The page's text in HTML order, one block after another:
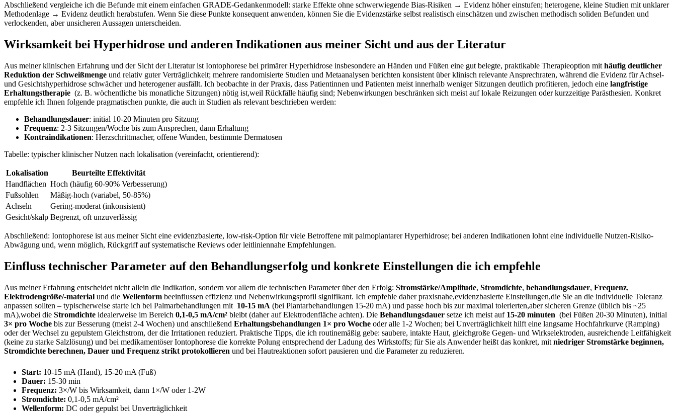
Abschließend vergleiche ich ⁣die Befunde mit einem einfachen GRADE-Gedankenmodell: starke Effekte ohne schwerwiegende Bias‑Risiken‌ → Evidenz höher einstufen; ​heterogene, kleine Studien mit unklarer
Methodenlage → Evidenz deutlich herabstufen. Wenn Sie diese Punkte konsequent ⁣anwenden, können Sie ⁤die Evidenzstärke selbst realistisch einschätzen und zwischen methodisch soliden Befunden und
verlockenden,⁢ aber‍ unsicheren Aussagen unterscheiden.
Wirksamkeit bei ​Hyperhidrose und​ anderen‍ Indikationen aus meiner Sicht ⁣und‌ aus ‌der Literatur
Aus meiner klinischen ⁣Erfahrung und ⁣der Sicht der ⁤Literatur ist Iontophorese bei ‌primärer ‌Hyperhidrose ⁣insbesondere an Händen‌ und ⁣Füßen eine gut ​belegte, praktikable Therapieoption⁤ mit häufig deutlicher
Reduktion ⁣der Schweißmenge ​und relativ guter Verträglichkeit; mehrere randomisierte Studien und Metaanalysen berichten konsistent über klinisch relevante Ansprechraten, ‌während die Evidenz für Achsel-
und Gesichtshyperhidrose​ schwächer und heterogener ausfällt.‌ Ich beobachte in der ⁤Praxis, dass ​Patientinnen ⁣und Patienten meist‍ innerhalb weniger Sitzungen deutlich profitieren, jedoch ⁤eine langfristige
Erhaltungstherapie ⁤ (z. B. ⁣wöchentliche ‍bis monatliche Sitzungen) nötig ist,weil Rückfälle häufig⁤ sind; Nebenwirkungen beschränken sich meist​ auf lokale‌ Reizungen oder kurzzeitige Parästhesien. Konkret
⁢empfehle ich Ihnen folgende‍ pragmatischen punkte, die auch in Studien als⁣ relevant beschrieben werden:
Behandlungsdauer: initial 10-20 Minuten pro Sitzung
Frequenz: 2-3 Sitzungen/Woche⁣ bis zum ‍Ansprechen, dann Erhaltung
Kontraindikationen: Herzschrittmacher, offene Wunden, bestimmte Dermatosen
Tabelle: ​typischer⁤ klinischer Nutzen⁣ nach⁢ lokalisation (vereinfacht, orientierend):⁢
Lokalisation
Beurteilte ‍Effektivität
Handflächen Hoch (häufig 60-90% Verbesserung)
Fußsohlen
Mäßig-hoch (variabel, 50-85%)
Achseln
Gering-moderat (inkonsistent)
Gesicht/skalp Begrenzt, oft unzuverlässig
Abschließend:​ Iontophorese ist aus meiner Sicht eine evidenzbasierte, low-risk-Option für viele Betroffene mit ‌palmoplantarer Hyperhidrose; ‌bei ⁣anderen Indikationen lohnt eine individuelle Nutzen-Risiko-
Abwägung und, wenn möglich, Rückgriff auf systematische Reviews oder leitliniennahe Empfehlungen.
Einfluss ‍technischer Parameter ‌auf den Behandlungserfolg und konkrete‌ Einstellungen die ich⁣ empfehle
Aus meiner Erfahrung entscheidet nicht allein die Indikation, sondern⁣ vor allem​ die technischen Parameter über den​ Erfolg: Stromstärke/Amplitude, Stromdichte, behandlungsdauer, Frequenz,
Elektrodengröße/-material und die Wellenform beeinflussen effizienz und Nebenwirkungsprofil signifikant. ‍Ich ⁣empfehle daher praxisnahe,evidenzbasierte⁢ Einstellungen,die ⁣Sie an die individuelle Toleranz
anpassen sollten – typischerweise starte ich bei Palmarbehandlungen mit ‌ 10-15‌ mA (bei Plantarbehandlungen ⁣15-20 mA)⁤ und passe‌ hoch bis zur maximal tolerierten,aber sicheren Grenze (üblich ⁣bis ~25
mA),wobei⁤ die Stromdichte idealerweise im Bereich 0,1-0,5 mA/cm² bleibt⁢ (daher auf ⁢Elektrodenfläche⁣ achten). Die Behandlungsdauer setze ich‌ meist auf 15-20⁤ minuten ⁢ (bei Füßen 20-30 Minuten), initial
3× pro Woche bis zur Besserung (meist 2-4 Wochen) und anschließend Erhaltungsbehandlungen 1× pro Woche oder alle 1-2 Wochen; ‍bei Unverträglichkeit hilft ⁣eine langsame Hochfahrkurve ‍(Ramping)
oder der⁤ Wechsel zu gepulstem Gleichstrom, ⁣der​ die Irritationen reduziert. Praktische⁢ Tipps,​ die ich routinemäßig gebe: saubere, intakte Haut, gleichgroße Gegen- und⁤ Wirkselektroden, ausreichende Leitfähigkeit
(keine zu starke Salzlösung) und bei medikamentöser Iontophorese‍ die korrekte Polung⁢ entsprechend der Ladung des Wirkstoffs; für Sie als Anwender‌ heißt das konkret, mit niedriger Stromstärke beginnen,
Stromdichte berechnen, Dauer und Frequenz strikt protokollieren und‌ bei Hautreaktionen sofort pausieren und die Parameter ​zu ⁣reduzieren.
Start: 10-15 mA (Hand), ‌15-20 mA (Fuß)
Dauer: ⁣15-30 ‍min
Frequenz: 3×/W⁢ bis Wirksamkeit, ⁢dann 1×/W oder⁤ 1-2W
Stromdichte: 0,1-0,5 mA/cm²
Wellenform: DC oder gepulst bei‍ Unverträglichkeit